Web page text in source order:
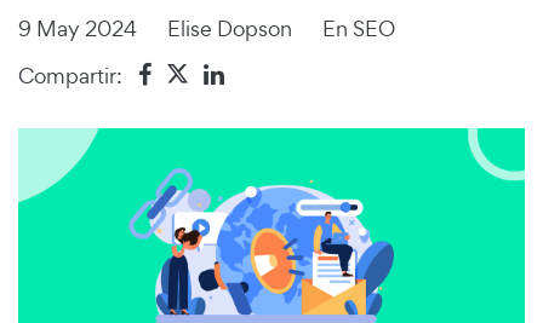
9 May 2024 Elise Dopson En SEO
Compartir: